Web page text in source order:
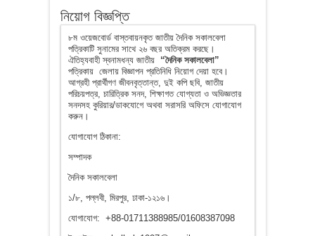
নিয়োগ বিজ্ঞপ্তি
৮ম ওয়েজবোর্ড বাস্তবায়নকৃত জাতীয় দৈনিক সকালবেলা
পত্রিকাটি সুনামের সাথে ২৬ বছর অতিক্রম করছে।
ঐতিহ্যবাহী স্বনামধন্য জাতীয় “দৈনিক সকালবেলা”
পত্রিকায় জেলায় বিজ্ঞাপন প্রতিনিধি নিয়োগ দেয়া হবে।
আগ্রহী প্রার্থীগণ জীবনবৃত্তান্ত, দুই কপি ছবি, জাতীয়
পরিচয়পত্র, চারিত্রিক সনদ, শিক্ষাগত যোগ্যতা ও অভিজ্ঞতার
সনদসহ কুরিয়ার/ডাকযোগে অথবা সরাসরি অফিসে যোগাযোগ
করুন।
যোগাযোগ ঠিকানা:
সম্পাদক
দৈনিক সকালবেলা
১/৮, পল্লবী, মিরপুর, ঢাকা-১২১৬।
যোগাযোগ: +88-01711388985/01608387098